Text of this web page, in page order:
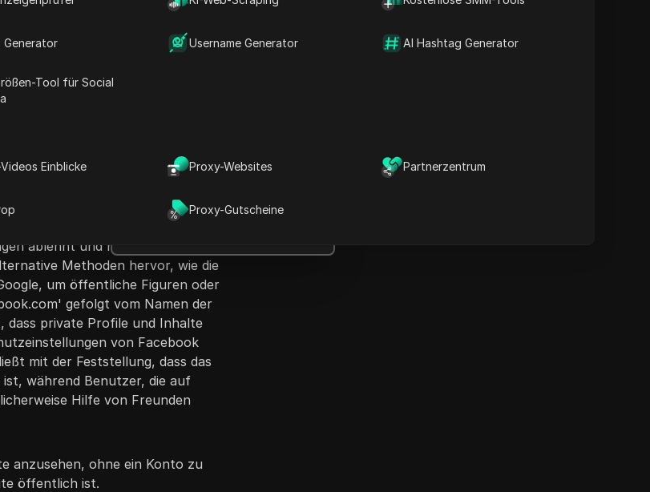
Generator Username Generator AI Hashtag Generator
Tool für Social
Einblicke Proxy-Websites Partnerzentrum
Proxy-Gutscheine
In ChatGPT öffnen
In Claude öffnen
mit der häufigen Situation, in der
das Anschauen öffentlicher
wird demonstriert, wie man
ablehnt und nach bestimmten
Methoden hervor, wie die
um öffentliche Figuren oder
gefolgt vom Namen der
dass private Profile und Inhalte
von Facebook
mit der Feststellung, dass das
während Benutzer, die auf
Hilfe von Freunden
anzusehen, ohne ein Konto zu
öffentlich ist.
Wichtige Informationen
Inhaltsstichwörter
hält Ihre Verwaltung mehrerer